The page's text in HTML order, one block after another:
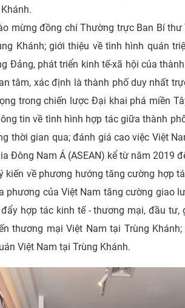
mừng đồng chí Thường trực Ban Bí
Khánh; giới thiệu về tình hình quán
Đảng, phát triển kinh tế-xã hội của
tâm, xác định là thành phố duy nhất
trong chiến lược Đại khai phá miền
tin về tình hình hợp tác giữa thành
thời gian qua; đánh giá cao việc Việt
Đông Nam Á (ASEAN) kể từ năm 2019
kiến về phương hướng tăng cường hợp
phương của Việt Nam tăng cường giao
hợp tác kinh tế - thương mại, đầu
thương mại Việt Nam tại Trùng
Việt Nam tại Trùng Khánh.